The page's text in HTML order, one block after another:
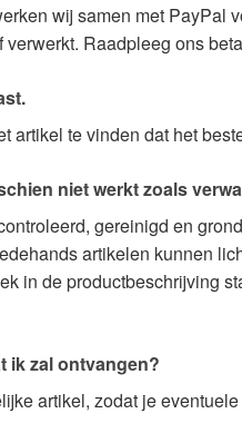
wij samen met PayPal
Raadpleeg ons
artikel te vinden dat het
niet werkt zoals
gereinigd en
artikelen kunnen
in de productbeschrijving
ik zal ontvangen?
artikel, zodat je